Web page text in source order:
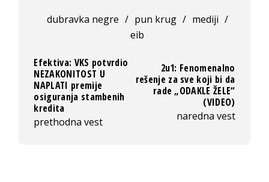
dubravka negre / pun krug / mediji /
eib
Efektiva: VKS potvrdio
NEZAKONITOST U
NAPLATI premije
osiguranja stambenih
kredita
prethodna vest
2u1: Fenomenalno
rešenje za sve koji bi da
rade „ODAKLE ŽELE“
(VIDEO)
naredna vest